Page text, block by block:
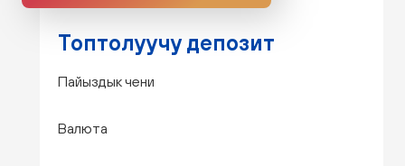
Топтолуучу депозит
Пайыздык чени
Валюта